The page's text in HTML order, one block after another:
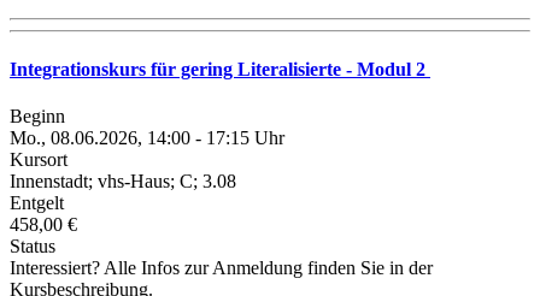
Integrationskurs für gering Literalisierte - Modul 2
Beginn
Mo., 08.06.2026, 14:00 - 17:15 Uhr
Kursort
Innenstadt; vhs-Haus; C; 3.08
Entgelt
458,00 €
Status
Interessiert? Alle Infos zur Anmeldung finden Sie in der
Kursbeschreibung.